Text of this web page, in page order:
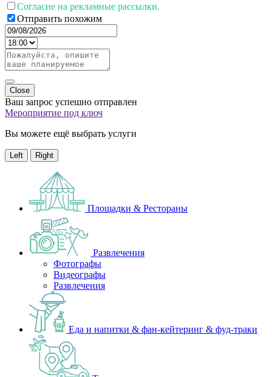
Согласие на рекламные рассылки.
Отправить похожим
Close
Ваш запрос успешно отправлен
Мероприятие под ключ
Вы можете ещё выбрать услуги
Left Right
Площадки & Рестораны
Развлечения
Фотографы
Видеографы
Развлечения
Еда и напитки & фан-кейтеринг & фуд-траки